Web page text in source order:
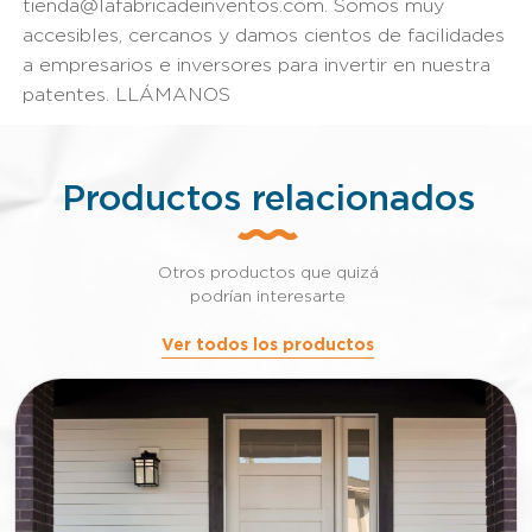
tienda@lafabricadeinventos.com. Somos muy
accesibles, cercanos y damos cientos de facilidades
a empresarios e inversores para invertir en nuestra
patentes. LLÁMANOS
Productos relacionados
Otros productos que quizá
podrían interesarte
Ver todos los productos